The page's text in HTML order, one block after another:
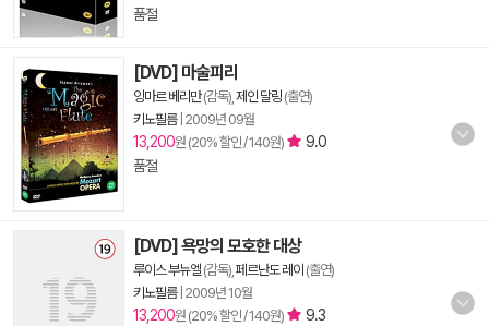
품절
[DVD] 마술피리
잉마르 베리만(감독), 제인 달링 (출연)
키노필름| 2009년 09월
13,200원 (20% 할인 / 140원)
9.0
품절
[DVD] 욕망의 모호한 대상
루이스 부뉴엘 (감독), 페르난도 레이 (출연)
키노필름| 2009년 10월
13,200원 (20% 할인 / 140원)
9.3